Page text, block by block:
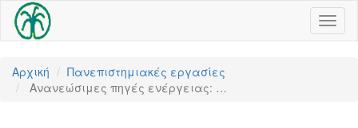
Αρχική
Πανεπιστημιακές εργασίες
Ανανεώσιμες πηγές ενέργειας: …